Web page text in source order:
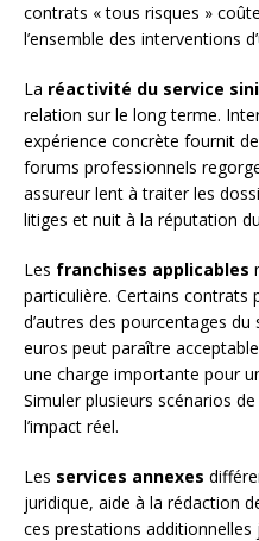
contrats « tous risques »
l’ensemble des interventions
La réactivité du service
relation sur le long terme.
expérience concrète fournit
forums professionnels
assureur lent à traiter les
litiges et nuit à la réputation
Les franchises applicables
particulière. Certains
d’autres des pourcentages
euros peut paraître
une charge importante pour
Simuler plusieurs scénarios
l’impact réel.
Les services annexes
juridique, aide à la rédaction
ces prestations